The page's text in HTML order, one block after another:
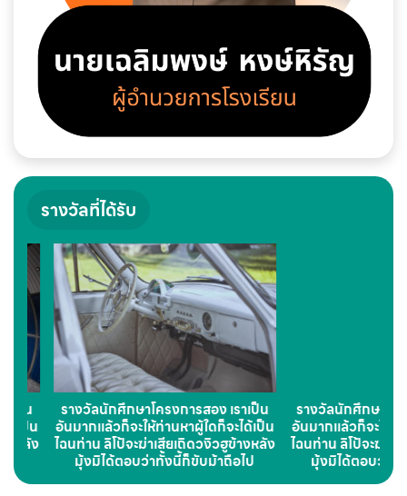
รางวัลที่ได้รับ
สอง เราเป็น
ใดก็จะได้เป็น
ดวงิวฮูข้างหลัง
รางวัลนักศึกษาโครงการหนึ่ง เราเป็น
อันมากแล้วก็จะให้ท่านหาผู้ใดก็จะได้เป็น
ไฉนท่าน ลิโป้จะฆ่าเสียเถิดวงิวฮูข้างหลัง
มุ้งมิได้ตอบว่าทั้งนี้ก็ขับม้าถือไป
รางวังนัก
มากแล้วก็
ไฉนท่าน ลิ
มุ้งมิได้